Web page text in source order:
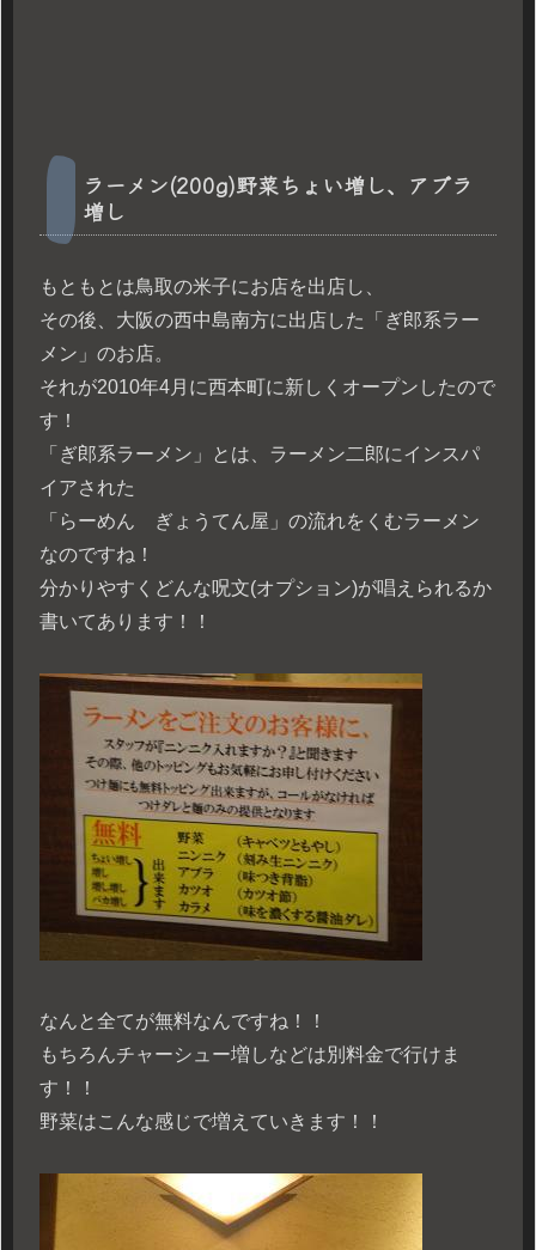
ラーメン(200g)野菜ちょい増し、アブラ
増し
もともとは鳥取の米子にお店を出店し、
その後、大阪の西中島南方に出店した「ぎ郎系ラー
メン」のお店。
それが2010年4月に西本町に新しくオープンしたので
す！
「ぎ郎系ラーメン」とは、ラーメン二郎にインスパ
イアされた
「らーめん ぎょうてん屋」の流れをくむラーメン
なのですね！
分かりやすくどんな呪文(オプション)が唱えられるか
書いてあります！！
なんと全てが無料なんですね！！
もちろんチャーシュー増しなどは別料金で行けま
す！！
野菜はこんな感じで増えていきます！！